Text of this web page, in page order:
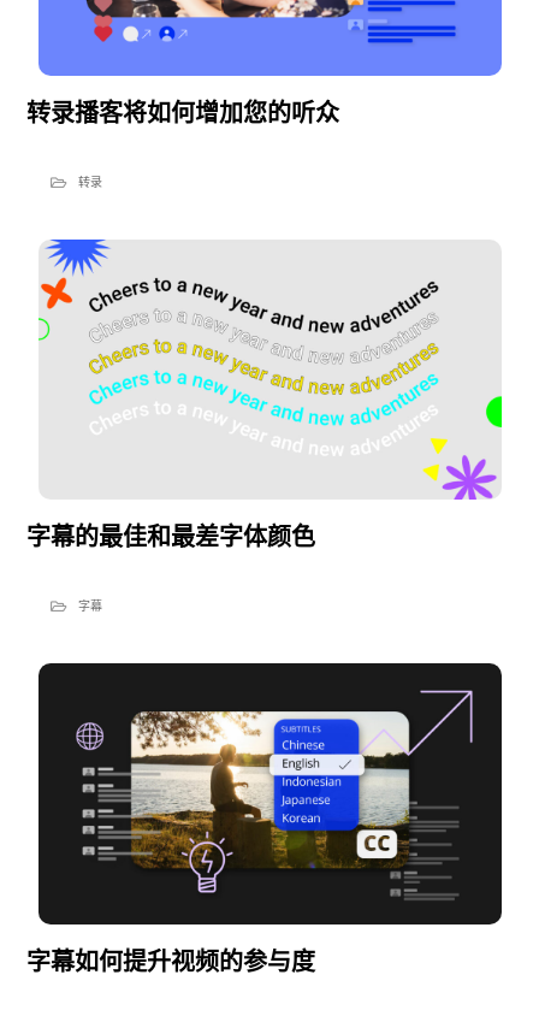
转录播客将如何增加您的听众
转录
字幕的最佳和最差字体颜色
字幕
字幕如何提升视频的参与度